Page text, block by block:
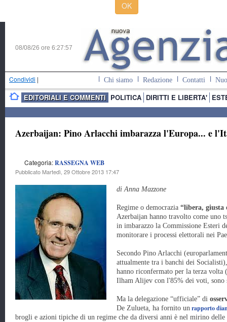
OK
08/08/26 ore 6:27:58
Condividi | Chi siamo Redazione Contatti
EDITORIALI E COMMENTI POLITICA DIRITTI E LIBERTA'
Azerbaijan: Pino Arlacchi imbarazza l'Europa... e
Categoria:RASSEGNA WEB
Pubblicato Martedì, 29 Ottobre 2013 17:47
di Anna Mazzone
Regime o democrazia “libera, giusta
Azerbaijan hanno travolto come uno
in imbarazzo la Commissione Esteri
monitorare i processi elettorali nei
Secondo Pino Arlacchi
attualmente tra i banchi dei
hanno riconfermato per la terza volta
Ilham Alijev con l'85% dei voti, sono
Ma la delegazione “ufficiale” di
De Zulueta, ha fornito un rapporto
brogli e azioni tipiche di un regime che da diversi anni è nel mirino